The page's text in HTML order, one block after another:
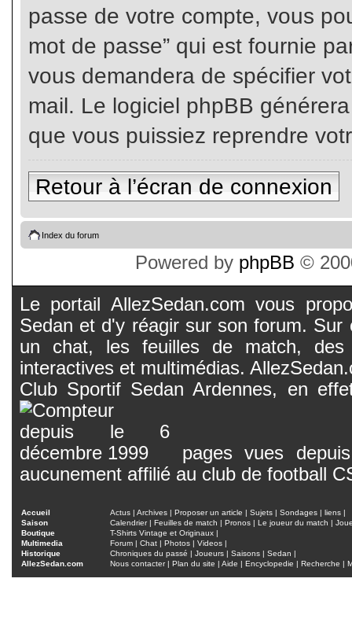
passe de votre compte, vous
mot de passe” qui est fournie
vous demandera de spécifier
mail. Le logiciel phpBB
que vous puissiez reprendre
Retour à l’écran de connexion
Index du forum
Powered by phpBB ©
Le portail AllezSedan.com vous
Sedan et d'y réagir sur son forum.
un chat, les feuilles de match, des
interactives et multimédias.
Club Sportif Sedan Ardennes, en
pages vues
aucunement affilié au club de football
Accueil Actus | Archives | Proposer un article | Sujets | Sondages | liens |
Saison
Calendrier| Feuilles de match | Pronos | Le joueur du match |
Boutique
T-Shirts Vintage et Originaux |
Multimedia
Forum | Chat | Photos | Videos |
Historique
Chroniques du passé | Joueurs | Saisons | Sedan |
AllezSedan.com
Nous contacter| Plan du site | Aide | Encyclopedie | Recherche |